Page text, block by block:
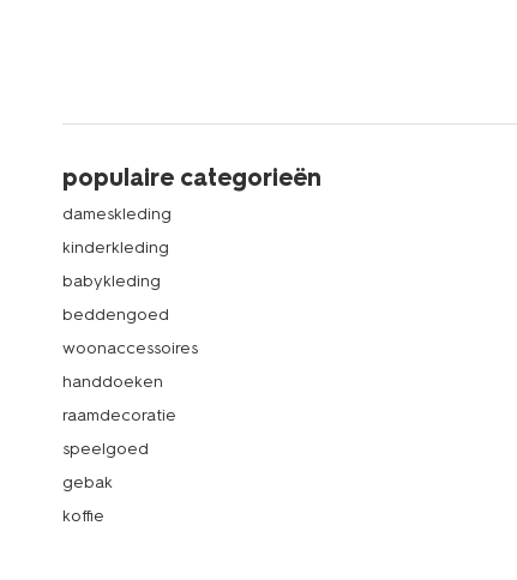
populaire categorieën
dameskleding
kinderkleding
babykleding
beddengoed
woonaccessoires
handdoeken
raamdecoratie
speelgoed
gebak
koffie